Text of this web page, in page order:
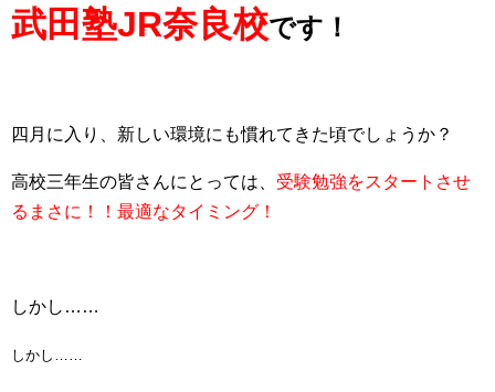
武田塾JR奈良校です！
四月に入り、新しい環境にも慣れてきた頃でしょうか？
高校三年生の皆さんにとっては、 受験勉強をスタートさせ
るまさに！！最適なタイミング！
しかし……
しかし……